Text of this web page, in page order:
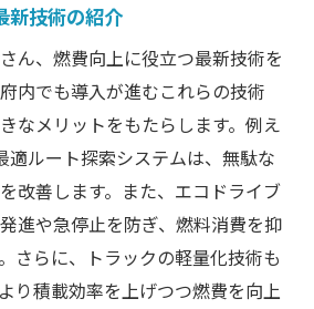
新技術の紹介
ん、燃費向上に役立つ最新技術を
内でも導入が進むこれらの技術
なメリットをもたらします。例え
適ルート探索システムは、無駄な
改善します。また、エコドライブ
進や急停止を防ぎ、燃料消費を抑
さらに、トラックの軽量化技術も
り積載効率を上げつつ燃費を向上